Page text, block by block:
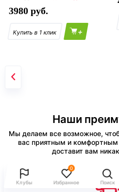
Клубы
0
Избранное Поиск
3980
+
Наши
Мы делаем все возможное,
вас приятным и
доставит вам